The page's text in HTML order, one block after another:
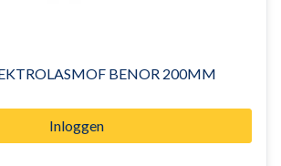
BENOR 200MM
Inloggen